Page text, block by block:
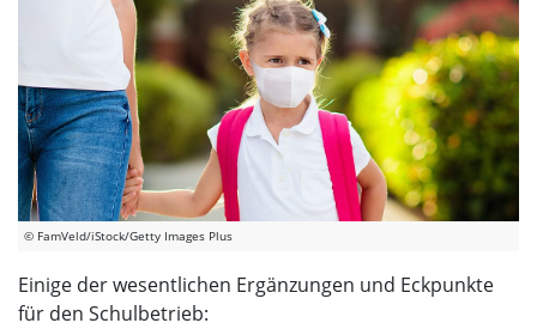
© FamVeld/iStock/Getty Images Plus
Einige der wesentlichen Ergänzungen und Eckpunkte
für den Schulbetrieb: